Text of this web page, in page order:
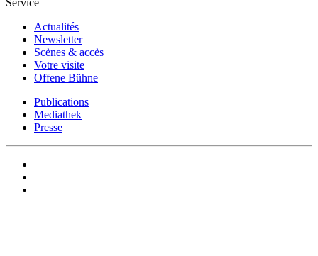
Service
Actualités
Newsletter
Scènes & accès
Votre visite
Offene Bühne
Publications
Mediathek
Presse